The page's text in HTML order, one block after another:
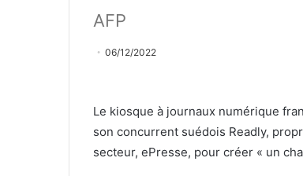
AFP
06/12/2022
Le kiosque à journaux numérique
son concurrent suédois Readly,
secteur, ePresse, pour créer « un